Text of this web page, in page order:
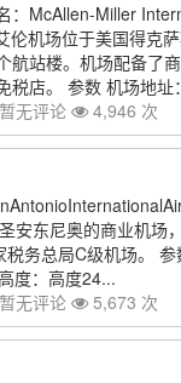
：McAllen-Miller
机场位于美国得克
航站楼。机场配备了
税店。 参数 机场地
暂无评论 4,946 次
安东尼奥的商业机场
务总局C级机场。
度：高度24...
暂无评论 5,673 次